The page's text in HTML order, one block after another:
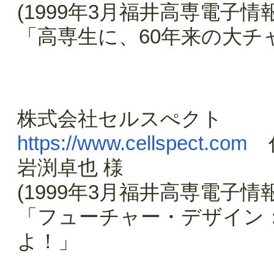
(1999年3月福井高専電子情
「高専生に、60年来の大チ
株式会社セルスぺクト
https://www.cellspect.com
岩渕卓也 様
(1999年3月福井高専電子情
「フューチャー・デザイ
よ！」